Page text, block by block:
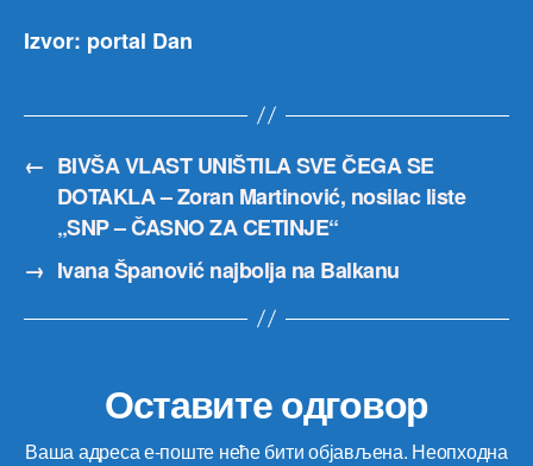
Izvor: portal Dan
← BIVŠA VLAST UNIŠTILA SVE ČEGA SE
DOTAKLA – Zoran Martinović, nosilac liste
„SNP – ČASNO ZA CETINJE“
→ Ivana Španović najbolja na Balkanu
Оставите одговор
Ваша адреса е-поште неће бити објављена. Неопходна